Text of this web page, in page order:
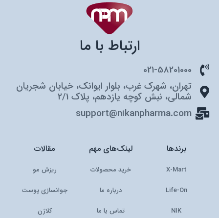
ارتباط با ما
021-58201000
تهران، شهرک غرب، بلوار ایوانک، خیابان شجریان
شمالی، نبش کوچه یازدهم، پلاک 2/1
support@nikanpharma.com
برندها
X-Mart
Life-On
NIK
لینک‌های مهم
خرید محصولات
درباره ما
تماس با ما
مقالات
ریزش مو
جوانسازی پوست
کلاژن